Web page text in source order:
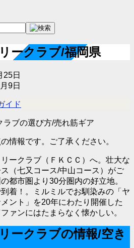
ークラブ/福岡県
25日
9日
イド
情報です。ご了承ください。
ークラブ（ＦＫＣＣ）へ。壮大な
（七又コース/中山コース）がご
都市圏より30分圏内の好立地。
着！。ミルミルでお馴染みの「ヤ
ント」を20年にわたり開催した
ァンにはたまらなく懐かしい。
ークラブの情報/空き